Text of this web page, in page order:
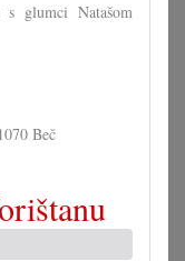
glumci Natašom
Beč